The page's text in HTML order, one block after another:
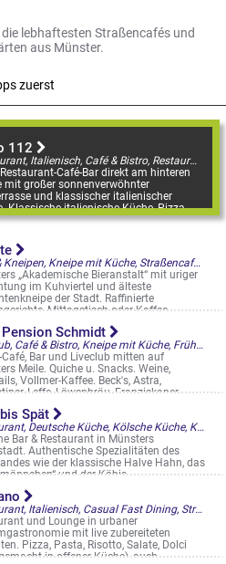
lebhaftesten Straßencafés und
aus Münster.
zuerst
112
Restaurant, Italienisch, Café & Bistro, Restaurantgärten & -Terrassen
Café-Bar direkt am hinteren
mit großer sonnenverwöhnter
und klassischer italienischer
Klassische italienische Küche, Pizza, ...
Str. 112
Bars & Kneipen, Kneipe mit Küche, Straßencafés & Boulevardterrassen
„Akademische Bieranstalt“ mit uriger
im Kuhviertel und älteste
der Stadt. Raffinierte
Mittagstisch oder Kaffee ...
Schmidt
Liveclub, Café & Bistro, Kneipe mit Küche, Frühstück/Brunch am WE, Straßencafés & Boulevardterrassen
Café, Bar und Liveclub mitten auf
Meile. Quiche u. Snacks. Weine,
Vollmer-Kaffee. Beck's, Astra,
Leffe, Löwenbräu, Franziskaner
Steinweg 37
Spät
Restaurant, Deutsche Küche, Kölsche Küche, Kneipe mit Küche, Biergarten, Restaurantgärten & -Terrassen, Sportsbars
Bar & Restaurant in Münsters
Authentische Spezialitäten des
wie der klassische Halve Hahn, das
und der Köbis ...
Steinweg 31
Restaurant, Italienisch, Casual Fast Dining, Straßencafés & Boulevardterrassen
und Lounge in urbaner
mit live zubereiteten
Pizza, Pasta, Risotto, Salate, Dolci
in offener Küche), auch